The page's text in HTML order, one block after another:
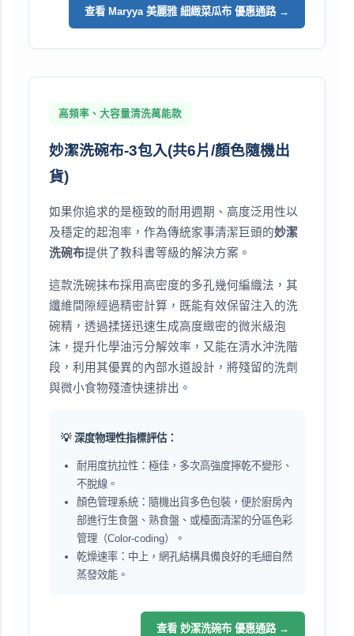
查看 Maryya 美麗雅 細緻菜瓜布 優惠通路 →
高頻率、大容量清洗萬能款
妙潔洗碗布-3包入(共6片/顏色隨機出
貨)
如果你追求的是極致的耐用週期、高度泛用性以
及穩定的起泡率，作為傳統家事清潔巨頭的妙潔
洗碗布提供了教科書等級的解決方案。
這款洗碗抹布採用高密度的多孔幾何編織法，其
纖維間隙經過精密計算，既能有效保留注入的洗
碗精，透過揉搓迅速生成高度緻密的微米級泡
沫，提升化學油污分解效率，又能在清水沖洗階
段，利用其優異的內部水道設計，將殘留的洗劑
與微小食物殘渣快速排出。
💡 深度物理性指標評估：
耐用度抗拉性：極佳，多次高強度擰乾不變形、
不脫線。
顏色管理系統：隨機出貨多色包裝，便於廚房內
部進行生食盤、熟食盤、或檯面清潔的分區色彩
管理（Color-coding）。
乾燥速率：中上，網孔結構具備良好的毛細自然
蒸發效能。
查看 妙潔洗碗布 優惠通路 →